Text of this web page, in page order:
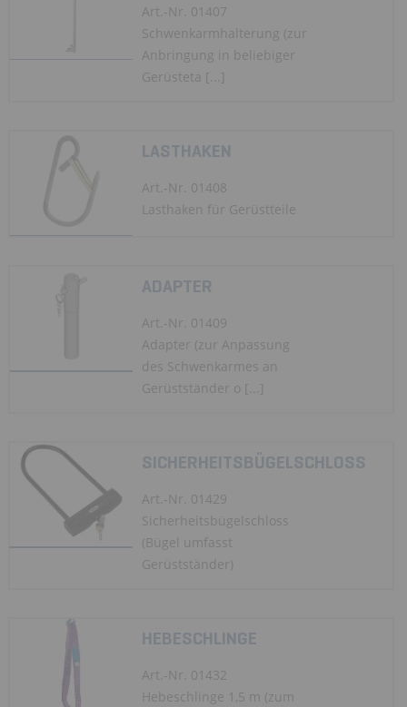
Art.-Nr. 01407
Schwenkarmhalterung (zur
Anbringung in beliebiger
Gerüsteta [...]
LASTHAKEN
Art.-Nr. 01408
Lasthaken für Gerüstteile
ADAPTER
Art.-Nr. 01409
Adapter (zur Anpassung
des Schwenkarmes an
Gerüstständer o [...]
SICHERHEITSBÜGELSCHLOSS
Art.-Nr. 01429
Sicherheitsbügelschloss
(Bügel umfasst
Gerüstständer)
HEBESCHLINGE
Art.-Nr. 01432
Hebeschlinge 1,5 m (zum